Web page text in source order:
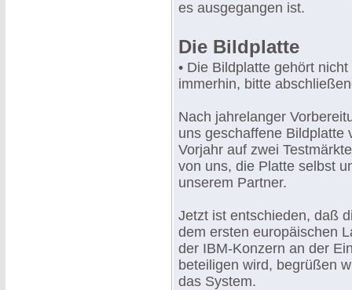
es ausgegangen ist.
Die Bildplatte
• Die Bildplatte gehört
immerhin, bitte
Nach jahrelanger
uns geschaffene Bildplatte
Vorjahr auf zwei
von uns, die Platte selbst
unserem Partner.
Jetzt ist entschieden, daß
dem ersten europäischen
der IBM-Konzern an der
beteiligen wird, begrüßen
das System.